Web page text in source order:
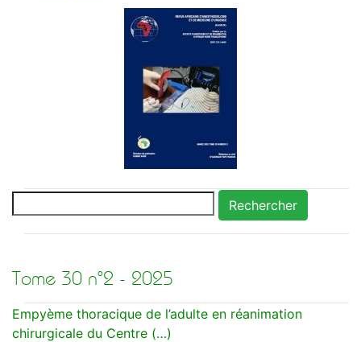
Rechercher
Tome 30 n°2 - 2025
Empyème thoracique de l’adulte en réanimation
chirurgicale du Centre (…)